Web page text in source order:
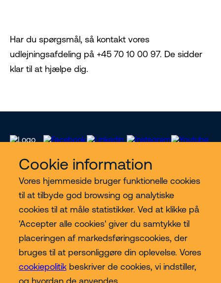
Cookie information
Vores hjemmeside bruger funktionelle cookies
til at tilbyde god browsing og analytiske
cookies til at måle statistikker. Ved at klikke på
'Accepter alle cookies' giver du samtykke til
placeringen af markedsføringscookies, der
bruges til at personliggøre din oplevelse. Vores
cookiepolitikbeskriver de cookies, vi indstiller,
og hvordan de anvendes.
Har du spørgsmål, så kontakt vores
udlejningsafdeling på +45 70 10 00 97. De sidder
klar til at hjælpe dig.
Vores services
Lift kategorier
Contact
Mere